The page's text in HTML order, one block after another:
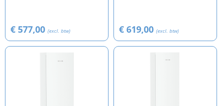
€ 577,00 (excl. btw) € 619,00 (excl. btw)